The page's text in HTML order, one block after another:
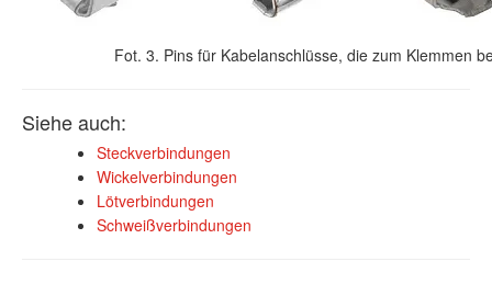
Fot. 3. Pins für Kabelanschlüsse, die zum Klemmen
Siehe auch:
Steckverbindungen
Wickelverbindungen
Lötverbindungen
Schweißverbindungen